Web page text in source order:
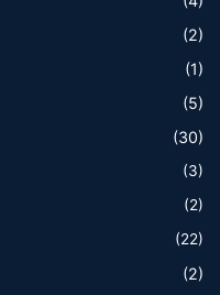
(2)
(1)
(5)
(30)
(3)
(2)
(22)
(2)